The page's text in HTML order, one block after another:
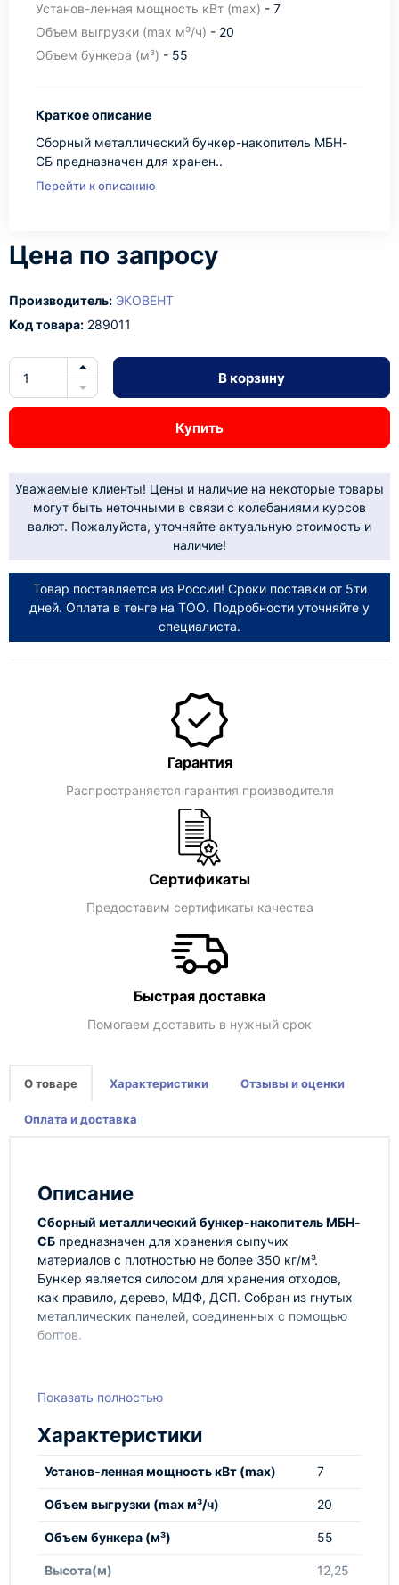
Установ-ленная мощность кВт (max) - 7
Объем выгрузки (max м³/ч) - 20
Объем бункера (м³) - 55
Краткое описание
Сборный металлический бункер-накопитель МБН-
СБ предназначен для хранен..
Перейти к описанию
Цена по запросу
Производитель: ЭКОВЕНТ
Код товара: 289011
В корзину
Купить
Уважаемые клиенты! Цены и наличие на некоторые товары
могут быть неточными в связи с колебаниями курсов
валют. Пожалуйста, уточняйте актуальную стоимость и
наличие!
Товар поставляется из России! Сроки поставки от 5ти
дней. Оплата в тенге на ТОО. Подробности уточняйте у
специалиста.
Гарантия
Распространяется гарантия производителя
Сертификаты
Предоставим сертификаты качества
Быстрая доставка
Помогаем доставить в нужный срок
О товаре Характеристики Отзывы и оценки
Оплата и доставка
Описание
Сборный металлический бункер-накопитель МБН-
СБ предназначен для хранения сыпучих
материалов с плотностью не более 350 кг/м³.
Бункер является силосом для хранения отходов,
как правило, дерево, МДФ, ДСП. Собран из гнутых
металлических панелей, соединенных с помощью
болтов.
инспекционная дверь;
лестницы;
площадки обслуживания;
окна для визуального контроля уровня пыли;
система пожаротушения, состоящая из
установленных на ней форсунок для
Показать полностью
Характеристики
Установ-ленная мощность кВт (max) 7
Объем выгрузки (max м³/ч) 20
Объем бункера (м³) 55
Высота(м) 12,25